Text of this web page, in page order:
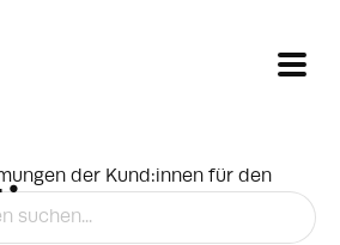
der Kund:innen für den
E-Mails erfassen – entweder
über externe